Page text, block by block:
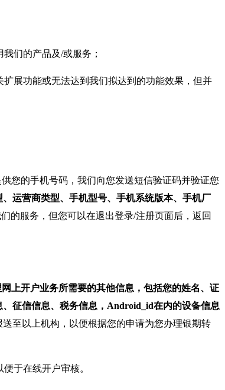
们的产品及/或服务；
展功能或无法达到我们拟达到的功能效果，但并
您的手机号码，我们向您发送短信验证码并验证您
、运营商类型、手机型号、手机系统版本、手机厂
的服务，但您可以在退出登录/注册页面后，返回
上开户业务所需要的其他信息，包括您的姓名、证
征信信息、税务信息，Android_id在内的设备信息
送至以上机构，以便根据您的申请为您办理银期转
便于在线开户审核。